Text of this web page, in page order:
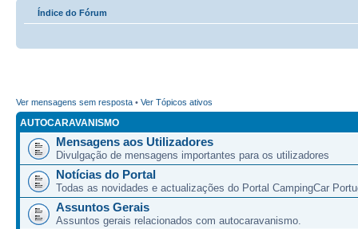
Índice do Fórum
Ver mensagens sem resposta • Ver Tópicos ativos
AUTOCARAVANISMO
Mensagens aos Utilizadores
Divulgação de mensagens importantes para os utilizadores
Notícias do Portal
Todas as novidades e actualizações do Portal CampingCar
Assuntos Gerais
Assuntos gerais relacionados com autocaravanismo.